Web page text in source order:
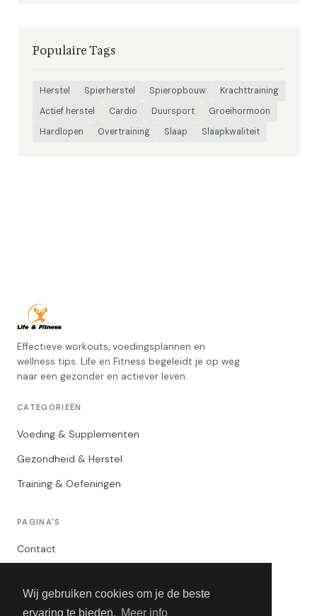
Wij gebruiken cookies om je de beste
ervaring te bieden. Meer info
Populaire Tags
Herstel Spierherstel Spieropbouw
Krachttraining
Actief herstel
Cardio Duursport
Groeihormoon
Hardlopen
Overtraining Slaap Slaapkwaliteit
Effectieve workouts, voedingsplannen en
wellness tips. Life en Fitness begeleidt je op weg
naar een gezonder en actiever leven.
CATEGORIEËN
Voeding & Supplementen
Gezondheid & Herstel
Training & Oefeningen
PAGINA'S
Contact
Algemene Voorwaarden